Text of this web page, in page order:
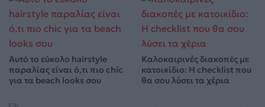
Αυτό το εύκολο hairstyle
παραλίας είναι ό,τι πιο chic
για τα beach looks σου
Καλοκαιρινές διακοπές με
κατοικίδιο: Η checklist που
θα σου λύσει τα χέρια